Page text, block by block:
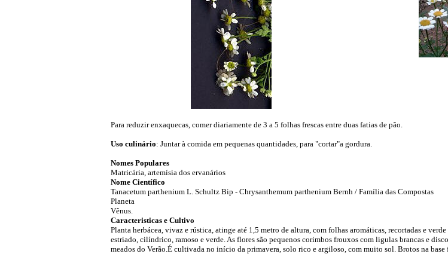
Para reduzir enxaquecas, comer diariamente de 3 a 5 folhas frescas entre duas fatias de pão.
Uso culinário: Juntar à comida em pequenas quantidades, para "cortar"a gordura.
Nomes Populares
Matricária, artemísia dos ervanários
Nome Científico
Tanacetum parthenium L. Schultz Bip - Chrysanthemum parthenium Bernh / Família das Compostas
Planeta
Vênus.
Caracteristicas e Cultivo
Planta herbácea, vivaz e rústica, atinge até 1,5 metro de altura, com folhas aromáticas, recortadas e
estriado, cilíndrico, ramoso e verde. As flores são pequenos corimbos frouxos com ligulas brancas e
meados do Verão.É cultivada no início da primavera, solo rico e argiloso, com muito sol. Brotos na base